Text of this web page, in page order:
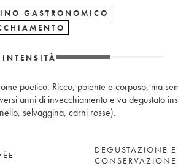
GASTRONOMICO
INTENSITÀ
poetico. Ricco, potente e corposo, ma
anni di invecchiamento e va degustato
selvaggina, carni rosse).
DEGUSTAZIONE E
CONSERVAZIONE